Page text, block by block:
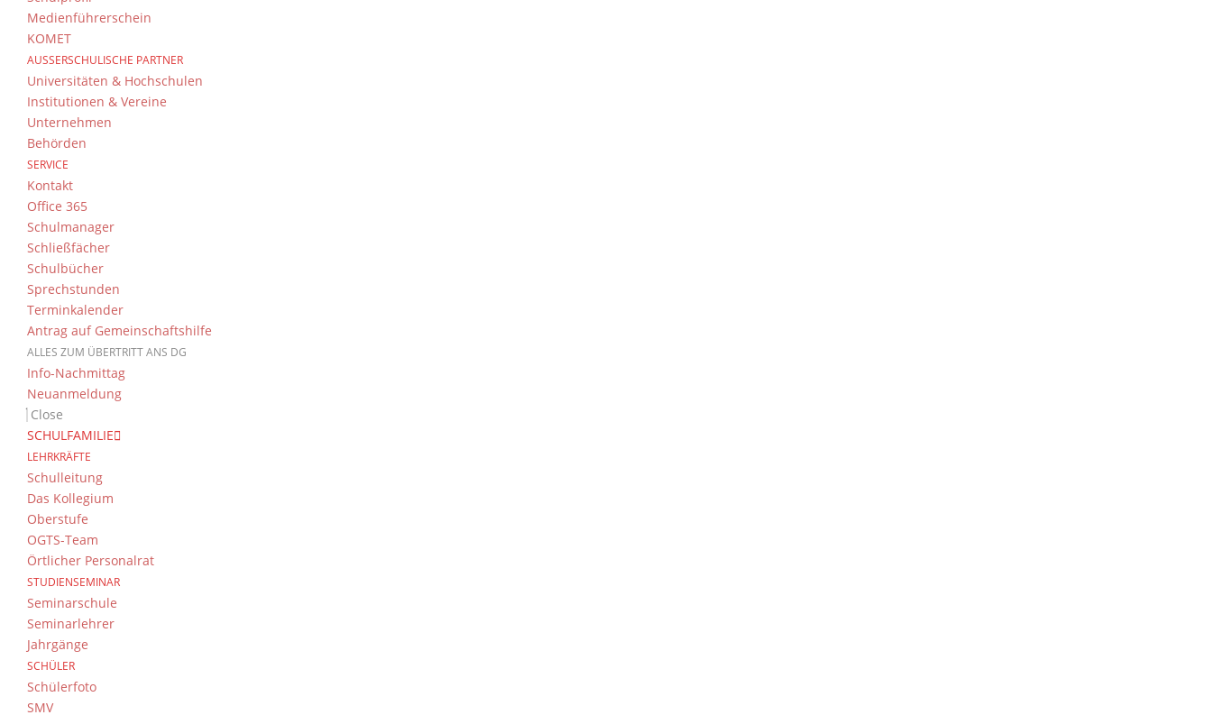
Medienführerschein
KOMET
AUSSERSCHULISCHE PARTNER
Universitäten & Hochschulen
Institutionen & Vereine
Unternehmen
Behörden
SERVICE
Kontakt
Office 365
Schulmanager
Schließfächer
Schulbücher
Sprechstunden
Terminkalender
Antrag auf Gemeinschaftshilfe
ALLES ZUM ÜBERTRITT ANS DG
Info-Nachmittag
Neuanmeldung
Close
SCHULFAMILIE
LEHRKRÄFTE
Schulleitung
Das Kollegium
Oberstufe
OGTS-Team
Örtlicher Personalrat
STUDIENSEMINAR
Seminarschule
Seminarlehrer
Jahrgänge
SCHÜLER
Schülerfoto
SMV